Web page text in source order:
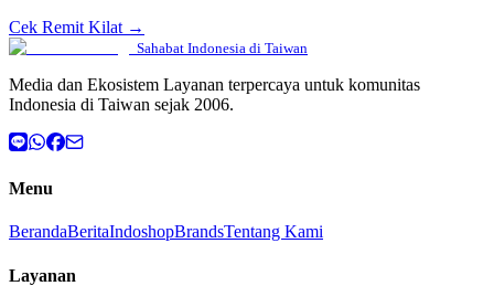
Cek Remit Kilat →
Sahabat Indonesia di Taiwan
Media dan Ekosistem Layanan terpercaya untuk komunitas
Indonesia di Taiwan sejak 2006.
Menu
BerandaBeritaIndoshopBrandsTentang Kami
Layanan